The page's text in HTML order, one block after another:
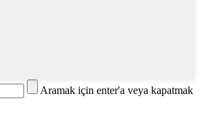
Aramak için enter'a veya kapatmak